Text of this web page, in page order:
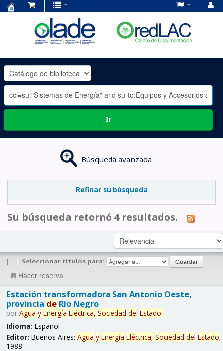
OLADE
-
Ir
Búsqueda avanzada
Refinar su búsqueda
Su búsqueda retornó 4 resultados.
| | Seleccionar títulos para:
Hacer reserva
Estación transformadora San Antonio Oeste,
provincia deRío Negro
por Agua y Energía Eléctrica, Sociedad del Estado.
Idioma: Español
Editor: Buenos Aires: Agua y Energía Eléctrica, Sociedad del Estado,
1988